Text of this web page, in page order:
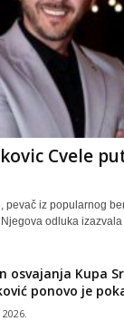
Cvele
pevač iz popularnog
odluka
osvajanja Kupa
ponovo je